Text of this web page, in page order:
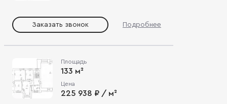
Заказать звонок Подробнее
Площадь
133 м²
Цена
225 938 ₽ / м²